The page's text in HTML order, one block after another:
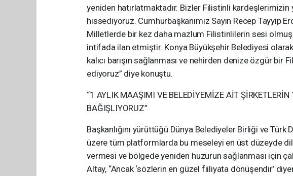
yeniden hatırlatmaktadır. Bizler Filistinli
hissediyoruz. Cumhurbaşkanımız Sayın Recep Tayyip
Milletlerde bir kez daha mazlum Filistinlilerin sesi
intifada ilan etmiştir. Konya Büyükşehir Belediyesi
kalıcı barışın sağlanması ve nehirden denize özgür
ediyoruz” diye konuştu.
“1 AYLIK MAAŞIMI VE BELEDİYEMİZE AİT ŞİRKETLERİN
BAĞIŞLIYORUZ”
Başkanlığını yürüttüğü Dünya Belediyeler Birliği ve
üzere tüm platformlarda bu meseleyi en üst düzeyde
vermesi ve bölgede yeniden huzurun sağlanması için
Altay, “Ancak ‘sözlerin en güzel fiiliyata dönüşendir’